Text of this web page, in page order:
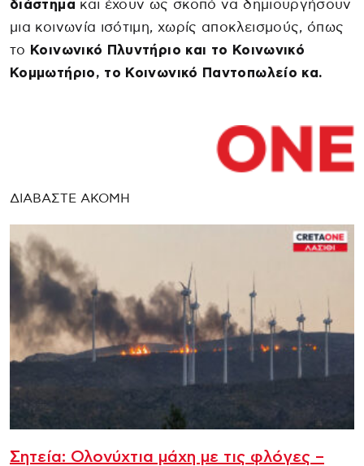
διάστημα και έχουν ως σκοπό να δημιουργήσουν
μια κοινωνία ισότιμη, χωρίς αποκλεισμούς, όπως
το Κοινωνικό Πλυντήριο και το Κοινωνικό
Κομμωτήριο, το Κοινωνικό Παντοπωλείο κα.
ΔΙΑΒΑΣΤΕ ΑΚΟΜΗ
Σητεία: Ολονύχτια μάχη με τις φλόγες –